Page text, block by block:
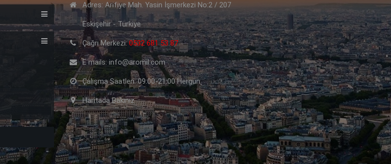
Adres: Arifiye Mah. Yasin İşmerkezi No:2 / 207
Eskişehir - Türkiye
Çağrı Merkezi:0532 681 53 87
E mails: info@aromil.com
Çalışma Saatleri: 09:00-21:00 Hergün
Haritada Bakınız